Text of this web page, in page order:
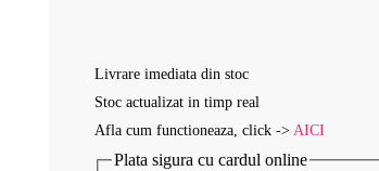
Livrare imediata din stoc
Stoc actualizat in timp real
Afla cum functioneaza, click -> AICI
Plata sigura cu cardul online